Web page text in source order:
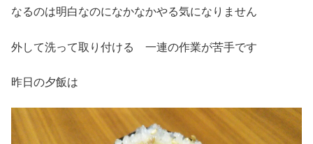
なるのは明白なのになかなかやる気になりません
外して洗って取り付ける 一連の作業が苦手です
昨日の夕飯は